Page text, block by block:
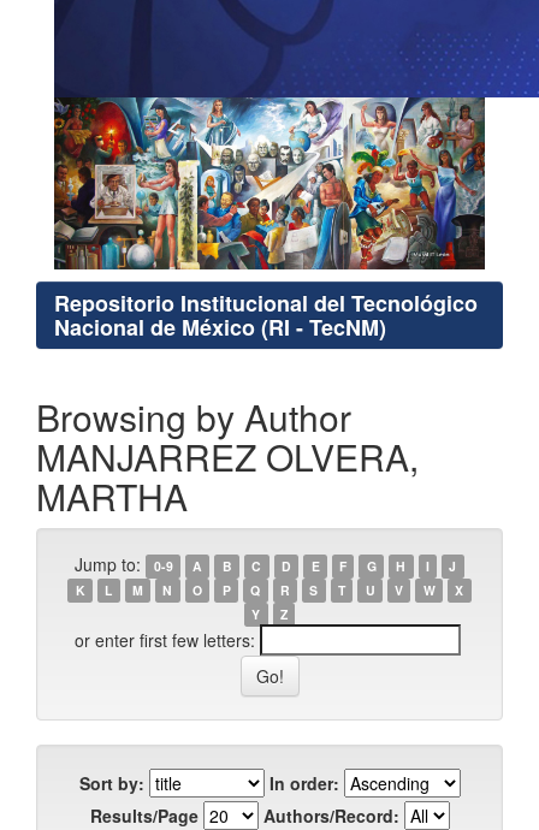
Repositorio Institucional del Tecnológico
Nacional de México (RI - TecNM)
Browsing by Author
MANJARREZ OLVERA,
MARTHA
Jump to: 0-9 A B C D E F G H I
J
K
L M N O P Q R S T U V W
X
Y
Z
or enter first few letters:
Sort by:
In order:
Results/Page
Authors/Record: